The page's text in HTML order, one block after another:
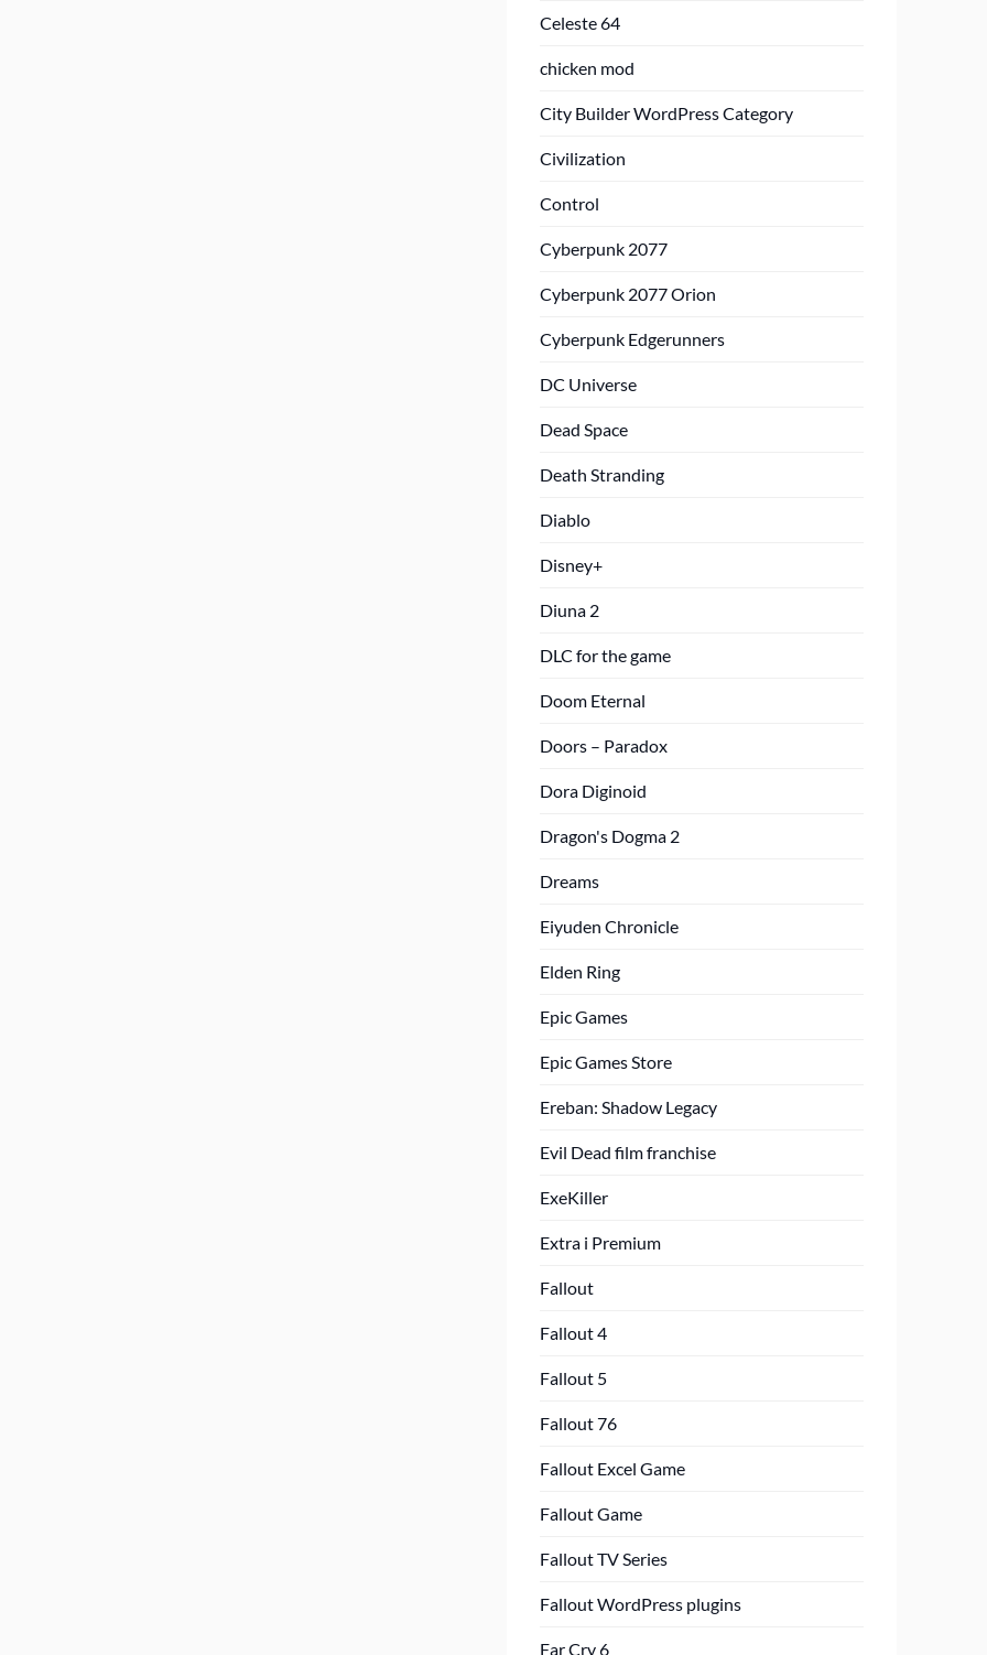
Celeste 64
chicken mod
City Builder WordPress Category
Civilization
Control
Cyberpunk 2077
Cyberpunk 2077 Orion
Cyberpunk Edgerunners
DC Universe
Dead Space
Death Stranding
Diablo
Disney+
Diuna 2
DLC for the game
Doom Eternal
Doors – Paradox
Dora Diginoid
Dragon's Dogma 2
Dreams
Eiyuden Chronicle
Elden Ring
Epic Games
Epic Games Store
Ereban: Shadow Legacy
Evil Dead film franchise
ExeKiller
Extra i Premium
Fallout
Fallout 4
Fallout 5
Fallout 76
Fallout Excel Game
Fallout Game
Fallout TV Series
Fallout WordPress plugins
Far Cry 6